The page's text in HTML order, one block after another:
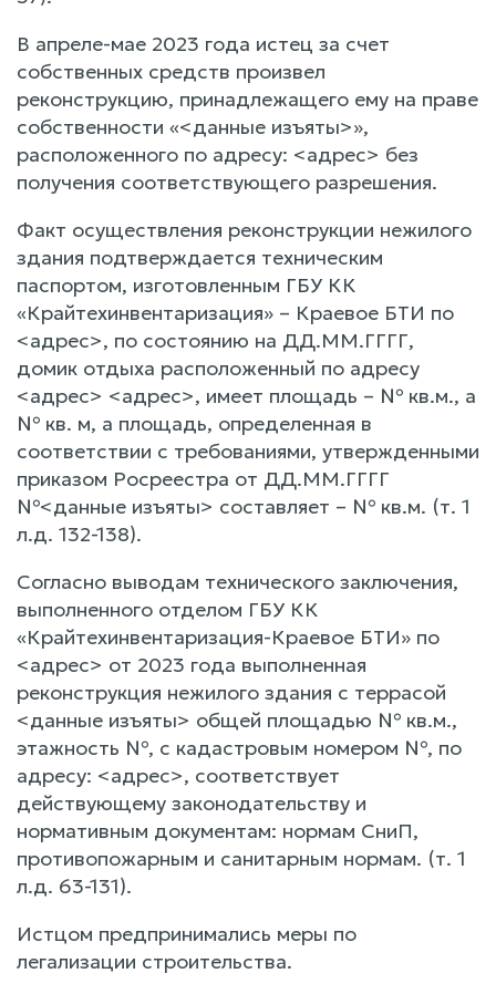
В апреле-мае 2023 года истец за счет
собственных средств произвел
реконструкцию, принадлежащего ему на праве
собственности «<данные изъяты>»,
расположенного по адресу: <адрес> без
получения соответствующего разрешения.
Факт осуществления реконструкции нежилого
здания подтверждается техническим
паспортом, изготовленным ГБУ КК
«Крайтехинвентаризация» – Краевое БТИ по
<адрес>, по состоянию на ДД.ММ.ГГГГ,
домик отдыха расположенный по адресу
<адрес> <адрес>, имеет площадь – № кв.м., а
№ кв. м, а площадь, определенная в
соответствии с требованиями, утвержденными
приказом Росреестра от ДД.ММ.ГГГГ
№<данные изъяты> составляет – № кв.м. (т. 1
л.д. 132-138).
Согласно выводам технического заключения,
выполненного отделом ГБУ КК
«Крайтехинвентаризация-Краевое БТИ» по
<адрес> от 2023 года выполненная
реконструкция нежилого здания с террасой
<данные изъяты> общей площадью № кв.м.,
этажность №, с кадастровым номером №, по
адресу: <адрес>, соответствует
действующему законодательству и
нормативным документам: нормам СниП,
противопожарным и санитарным нормам. (т. 1
л.д. 63-131).
Истцом предпринимались меры по
легализации строительства.